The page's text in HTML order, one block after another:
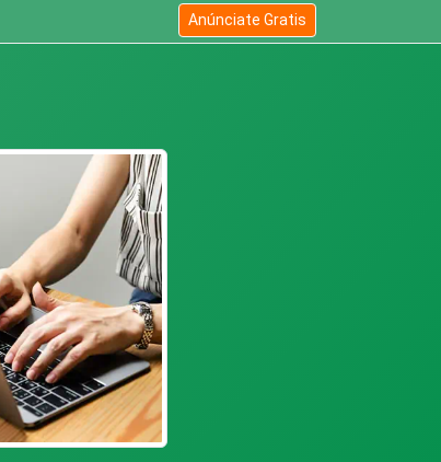
Anúnciate Gratis